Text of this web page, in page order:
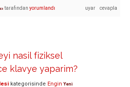
tarafından yorumlandı
nasil fiziksel
klavye yaparim?
kategorisinde Engin Yeni